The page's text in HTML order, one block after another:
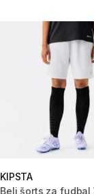
KIPSTA
Beli šorts za fudbal